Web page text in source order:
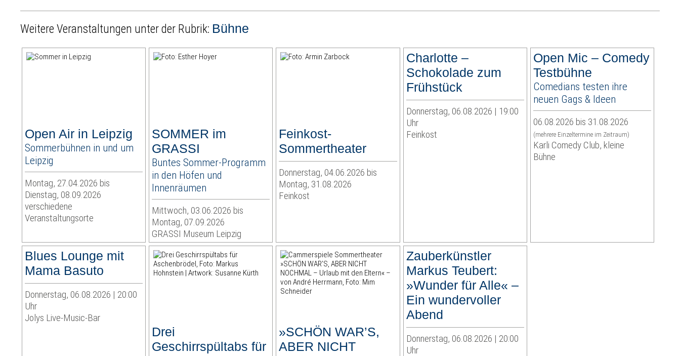
Weitere Veranstaltungen unter der Rubrik: Bühne
Open Air in Leipzig
Sommerbühnen in und um
Leipzig
Montag, 27.04.2026 bis
Dienstag, 08.09.2026
verschiedene
Veranstaltungsorte
SOMMER im
GRASSI
Buntes Sommer-Programm
in den Höfen und
Innenräumen
Mittwoch, 03.06.2026 bis
Montag, 07.09.2026
GRASSI Museum Leipzig
Feinkost-
Sommertheater
Donnerstag, 04.06.2026 bis
Montag, 31.08.2026
Feinkost
Charlotte –
Schokolade zum
Frühstück
Donnerstag, 06.08.2026 | 19:00
Uhr
Feinkost
Open Mic – Comedy
Testbühne
Comedians testen ihre
neuen Gags & Ideen
06.08.2026 bis 31.08.2026
(mehrere Einzeltermine im Zeitraum)
Karli Comedy Club, kleine
Bühne
Blues Lounge mit
Mama Basuto
Donnerstag, 06.08.2026 | 20:00
Uhr
Jolys Live-Music-Bar
Drei
Geschirrspültabs für
»SCHÖN WAR’S,
ABER NICHT
Zauberkünstler
Markus Teubert:
»Wunder für Alle« –
Ein wundervoller
Abend
Donnerstag, 06.08.2026 | 20:00
Uhr